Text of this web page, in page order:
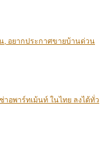
, อยากประกาศขายบ้านด่วน
าอพาร์ทเม้นท์ ในไทย ลงได้ทั่ว